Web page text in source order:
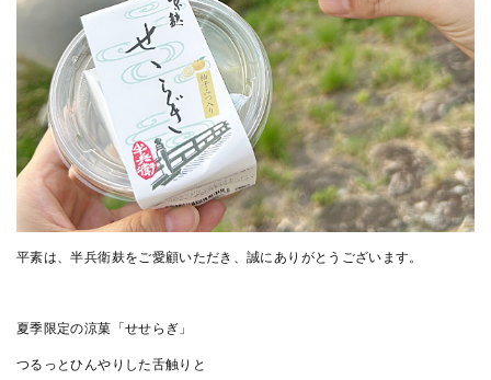
平素は、半兵衛麸をご愛顧いただき、誠にありがとうございます。
夏季限定の涼菓「せせらぎ」
つるっとひんやりした舌触りと